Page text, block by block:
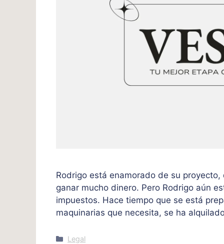
Rodrigo está enamorado de su
ganar mucho dinero. Pero Rodrigo aún
impuestos. Hace tiempo que se está
maquinarias que necesita, se ha
Categories
Legal